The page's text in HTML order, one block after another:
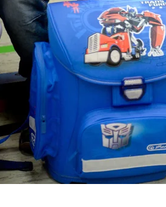
verlag
verlag
veranstaltungen
fragen & hilfe
unterstützen
abo
genossenschaft